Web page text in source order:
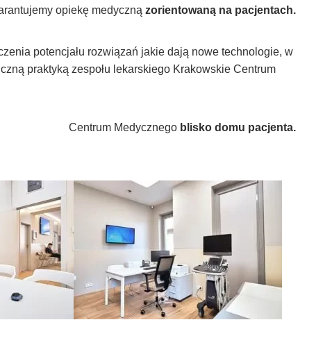
opiekę medyczną zorientowaną na pacjentach.
potencjału rozwiązań jakie dają nowe technologie, w
praktyką zespołu lekarskiego Krakowskie Centrum
Centrum Medycznego blisko domu pacjenta.